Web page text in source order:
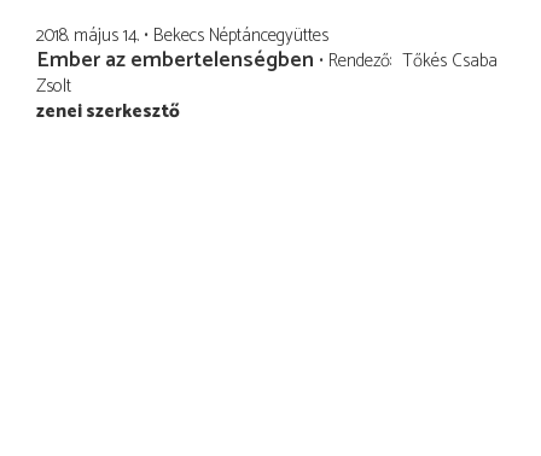
2018. május 14. Bekecs Néptáncegyüttes
Ember az embertelenségben Rendező Tőkés Csaba
Zsolt
zenei szerkesztő